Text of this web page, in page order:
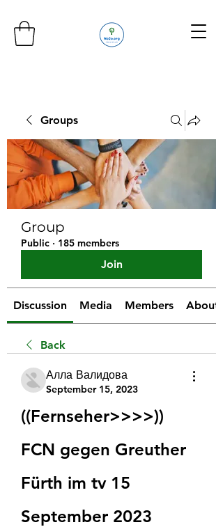
Groups
Group
Public · 185 members
Join
Discussion Media Members About
Back
Алла Валидова
September 15, 2023
((Fernseher>>>>))
FCN gegen Greuther
Fürth im tv 15
September 2023